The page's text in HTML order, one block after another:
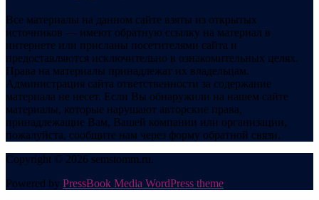
Все материалы на данном сайте взяты из открытых
источников — имеют обратную ссылку на материал в
интернете или присланы посетителями сайта и
предоставляются исключительно в ознакомительных целях.
Права на материалы принадлежат их владельцам.
Администрация сайта ответственности за содержание
материала не несет. Если Вы обнаружили на нашем сайте
материалы, которые нарушают авторские права,
принадлежащие Вам, Вашей компании или организации,
пожалуйста, сообщите нам через форму обратной связи.
Copyright © 2026 semstomm.ru.
Powered by PressBook Media WordPress theme